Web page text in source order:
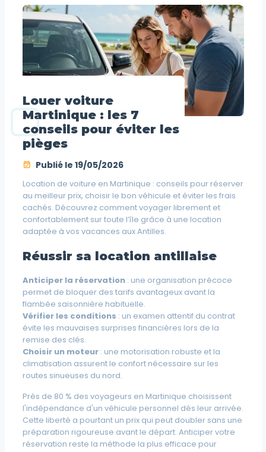
Louer voiture
Martinique : les 7
conseils pour éviter les
pièges
Publié le 19/05/2026
Location de voiture en Martinique : conseils pour réserver
au meilleur prix, choisir le bon véhicule et éviter les frais
cachés. Découvrez comment voyager librement et
confortablement sur toute l’île grâce à une location
adaptée à vos vacances aux Antilles.
Réussir sa location antillaise
Anticiper la réservation: une organisation précoce
permet de bloquer des tarifs avantageux avant la
flambée saisonnière habituelle.
Vérifier les conditions : un examen attentif du contrat
évite les mauvaises surprises financières lors de la
remise des clés.
Choisir un moteur: une motorisation robuste et la
climatisation assurent le confort nécessaire sur les
routes sinueuses du nord.
Près de 80 % des voyageurs en Martinique choisissent
l'indépendance d'un véhicule personnel dès leur arrivée.
Cette liberté a pourtant un prix qui peut doubler sans une
préparation rigoureuse avant le départ. Anticiper votre
réservation reste la méthode la plus efficace pour